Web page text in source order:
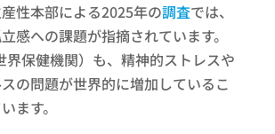
性本部による2025年の調査では、
感への課題が指摘されています。
界保健機関）も、精神的ストレスや
の問題が世界的に増加しているこ
ます。